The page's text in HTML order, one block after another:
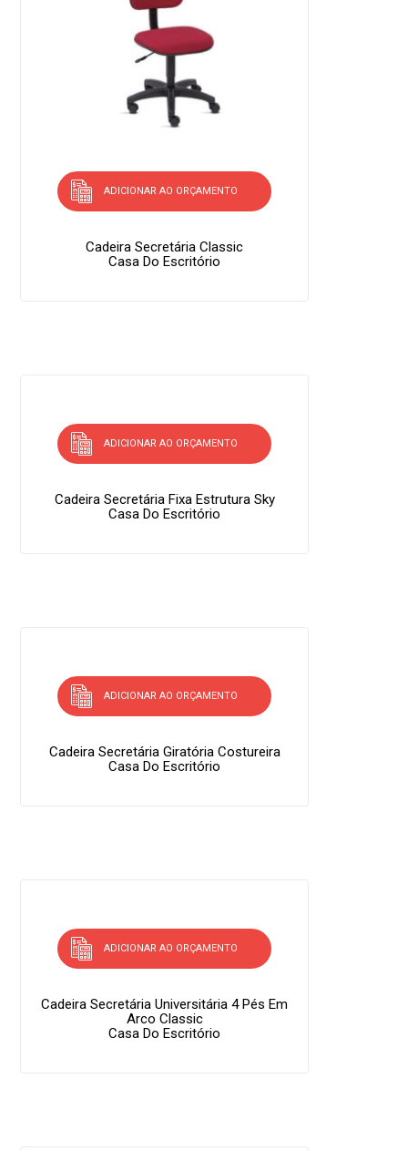
ADICIONAR AO ORÇAMENTO
Cadeira Secretária Classic
Casa Do Escritório
ADICIONAR AO ORÇAMENTO
Cadeira Secretária Fixa Estrutura Sky
Casa Do Escritório
ADICIONAR AO ORÇAMENTO
Cadeira Secretária Giratória Costureira
Casa Do Escritório
ADICIONAR AO ORÇAMENTO
Cadeira Secretária Universitária 4 Pés Em
Arco Classic
Casa Do Escritório